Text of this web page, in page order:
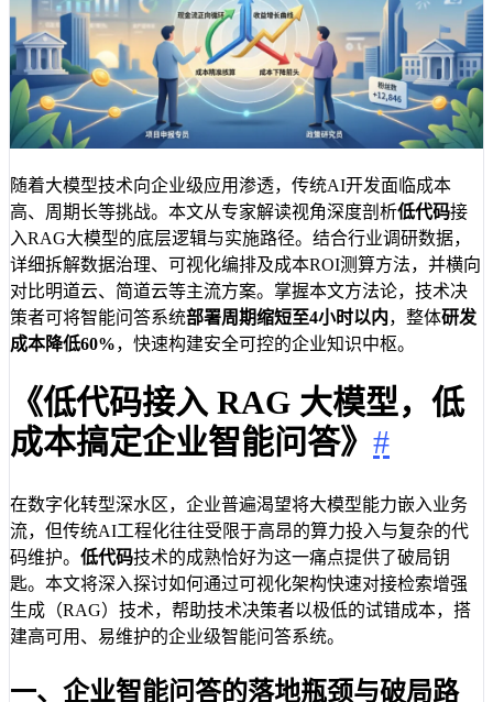
随着大模型技术向企业级应用渗透，传统AI开发面临成本
高、周期长等挑战。本文从专家解读视角深度剖析低代码接
入RAG大模型的底层逻辑与实施路径。结合行业调研数据，
详细拆解数据治理、可视化编排及成本ROI测算方法，并横向
对比明道云、简道云等主流方案。掌握本文方法论，技术决
策者可将智能问答系统部署周期缩短至4小时以内，整体研发
成本降低60%，快速构建安全可控的企业知识中枢。
《低代码接入 RAG 大模型，低
成本搞定企业智能问答》 #
在数字化转型深水区，企业普遍渴望将大模型能力嵌入业务
流，但传统AI工程化往往受限于高昂的算力投入与复杂的代
码维护。 低代码技术的成熟恰好为这一痛点提供了破局钥
匙。本文将深入探讨如何通过可视化架构快速对接检索增强
生成（RAG）技术，帮助技术决策者以极低的试错成本，搭
建高可用、易维护的企业级智能问答系统。
一、企业智能问答的落地瓶颈与破局路